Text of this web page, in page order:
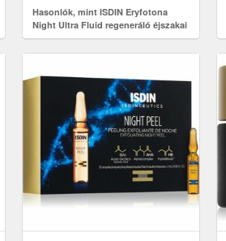
Hasonlók, mint ISDIN Eryfotona
Night Ultra Fluid regeneráló éjszakai
szérum 50 ml